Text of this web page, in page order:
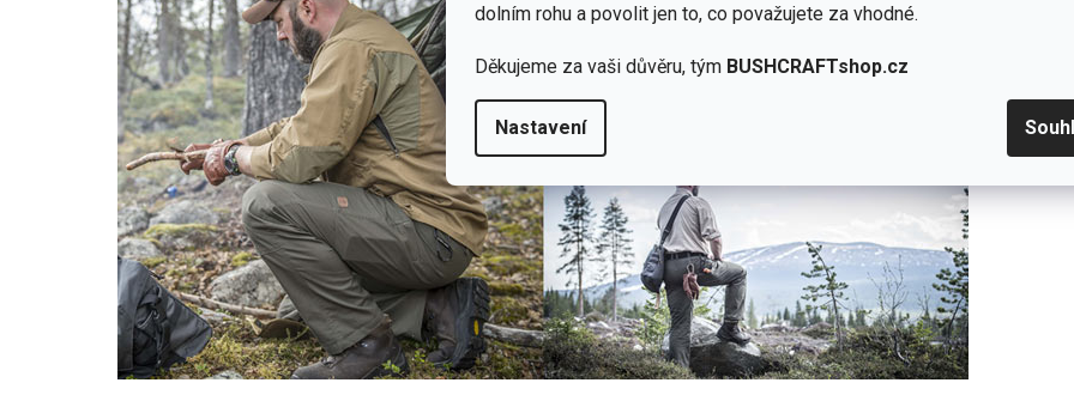
dolním rohu a povolit jen to, co považujete za vhodné.
Děkujeme za vaši důvěru, tým BUSHCRAFTshop.cz
Nastavení